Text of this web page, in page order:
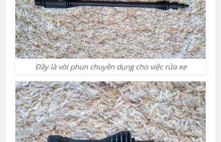
Đây là vòi phun chuyên dụng cho việc rửa xe